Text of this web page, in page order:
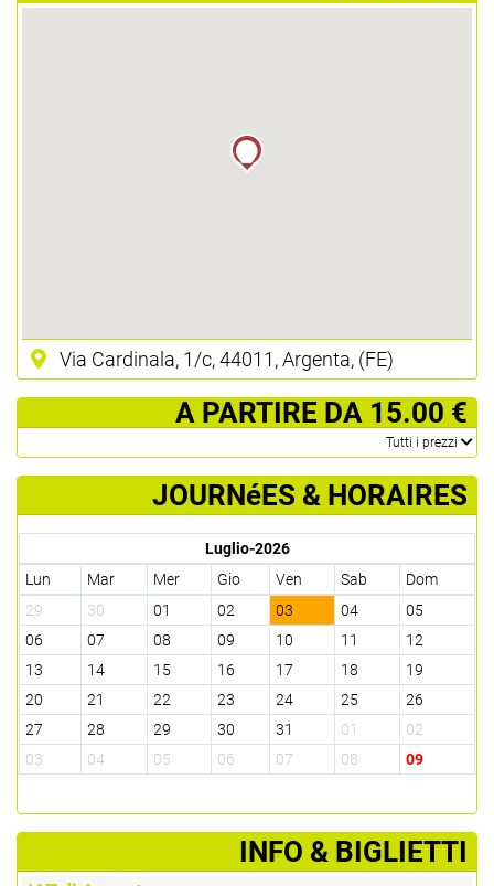
Via Cardinala, 1/c, 44011, Argenta, (FE)
­ A PARTIRE DA 15.00 €
­Tutti i prezzi
JOURNéES & HORAIRES
Luglio-2026
Lun
Mar Mer Gio Ven Sab
Dom
29
30 01 02 03 04
05
06
07 08 09 10 11
12
13
14 15 16 17 18
19
20
21 22 23 24 25
26
27
28 29 30 31 01
02
03
04 05 06 07 08 09
­INFO & BIGLIETTI